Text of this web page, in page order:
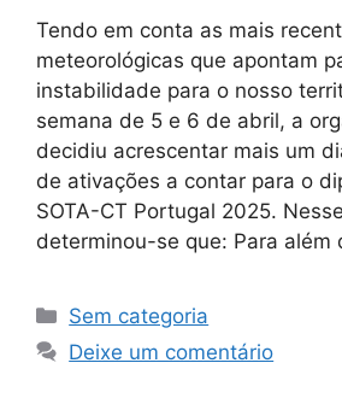
Tendo em conta as mais
meteorológicas que apontam
instabilidade para o nosso
semana de 5 e 6 de abril, a
decidiu acrescentar mais um
de ativações a contar para o
SOTA-CT Portugal 2025.
determinou-se que: Para além
Categorias
Sem categoria
Deixe um comentário